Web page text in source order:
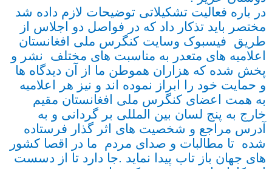
در باره فعالیت تشکیلاتی توضیحات لازم داده شد
مختصر باید تذکار داد که در فواصل دو اجلاس از
طریق فیسبوک وسایت کنگرس ملی افغانستان
اعلامیه های متعدر به مناسبت های مختلف نشر و
پخش شده که هزاران هموطن ما از آن دیدگاه ها
و حمایت خود را ابراز نموده اند و نیز هر اعلامیه
به همت اعضای کنگرس ملی افغانستان مقیم
خارج به پنج لسان بین المللی بر گردانی و به
آدرس مراجع و شخصیت های اثر گذار فرستاده
شده تا مطالبات و صدای مردم ما در اقصا کشور
های جهان باز تاب پیدا نماید .جا دارد تا از دسست